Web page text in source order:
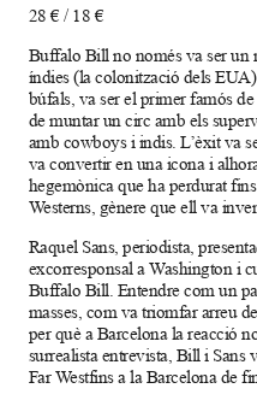
28 € / 18 €
Buffalo Bill no només va ser un
índies (la colonització dels
búfals, va ser el primer famós
de muntar un circ amb els
amb cowboys i indis. L’èxit va
va convertir en una icona i
hegemònica que ha perdurat
Westerns, gènere que ell va
Raquel Sans, periodista,
excorresponsal a Washington i
Buffalo Bill. Entendre com un
masses, com va triomfar arreu
per què a Barcelona la reacció
surrealista entrevista, Bill i Sans
Far Westfins a la Barcelona de